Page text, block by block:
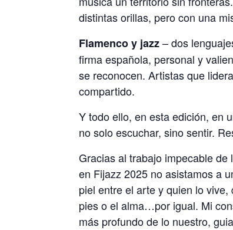
distintas orillas, pero con una
Flamenco y jazz– dos
firma española, personal y
se reconocen. Artistas que
compartido.
Y todo ello, en esta edición, en
no solo escuchar, sino sentir.
Gracias al trabajo impecable
en Fijazz 2025 no asistamos a
piel entre el arte y quien lo
pies o el alma…por igual. Mi
más profundo de lo nuestro,